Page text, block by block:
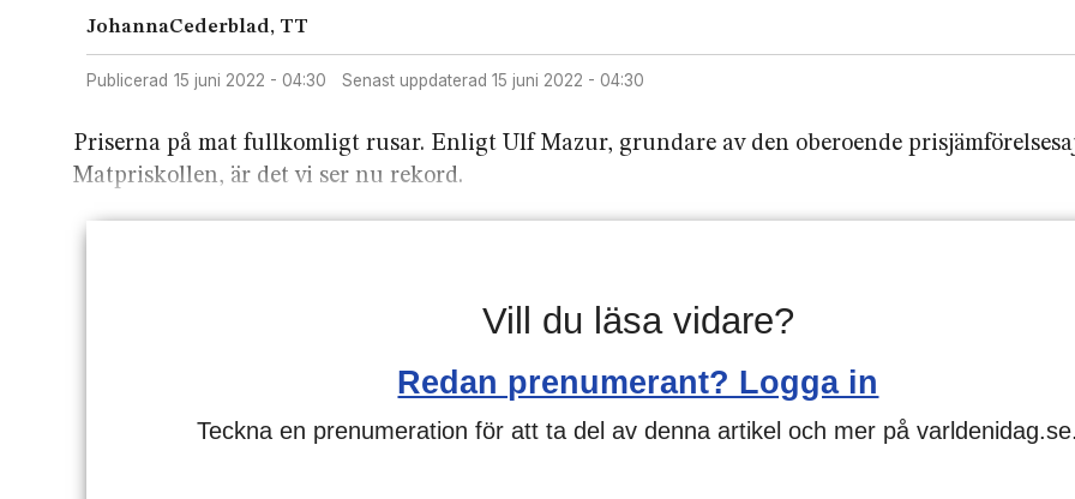
JohannaCederblad, TT
Publicerad 15 juni 2022 - 04:30 Senast uppdaterad 15 juni 2022 - 04:30
Priserna på mat fullkomligt rusar. Enligt Ulf Mazur, grundare av den oberoende
Matpriskollen, är det vi ser nu rekord.
Vill du läsa vidare?
Redan prenumerant? Logga in
Teckna en prenumeration för att ta del av denna artikel och mer på